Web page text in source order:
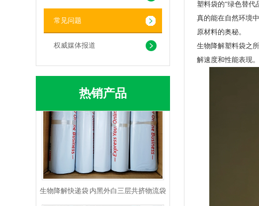
常见问题
权威媒体报道
热销产品
PLA+PBAT生物降解背心袋 快餐外卖打包袋
生物降解快递袋 内黑外白三层共挤物流袋
塑料袋的“绿色替代
真的能在自然环境
原材料的奥秘。
生物降解塑料袋之
解速度和性能表现。